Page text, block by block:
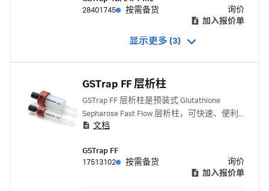
28401745
按需备货
询价
加入报价单
显示更多 (3)
GSTrap FF 层析柱
GSTrap FF 层析柱是预装式 Glutathione
Sepharose Fast Flow 层析柱，可快速、便利
地一步纯化带谷胱甘肽 S-转移酶 (GST) 标签
文档
GSTrap FF
17513102
按需备货
询价
加入报价单